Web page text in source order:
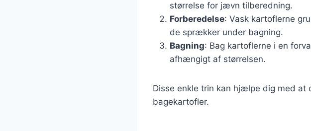
størrelse for jævn tilberedning.
Forberedelse: Vask kartoflerne
de sprækker under bagning.
Bagning: Bag kartoflerne i en
afhængigt af størrelsen.
Disse enkle trin kan hjælpe dig med at
bagekartofler.